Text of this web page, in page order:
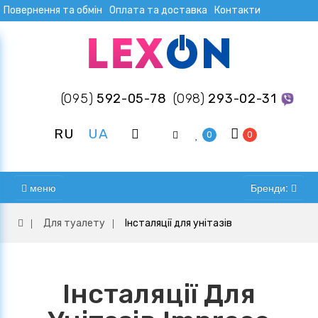
Повернення та обмін Оплата та доставка Контакти
(095) 592-05-78 (098) 293-02-31
RU UA 0 0
меню Бренди:
Для туалету Інсталяції для унітазів
Інсталяції Для